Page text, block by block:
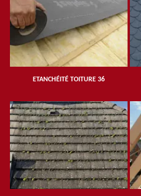
ETANCHÉITÉ TOITURE 36